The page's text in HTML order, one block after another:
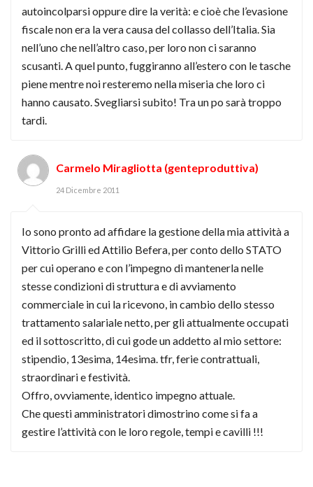
autoincolparsi oppure dire la verità: e cioè che l’evasione
fiscale non era la vera causa del collasso dell’Italia. Sia
nell’uno che nell’altro caso, per loro non ci saranno
scusanti. A quel punto, fuggiranno all’estero con le tasche
piene mentre noi resteremo nella miseria che loro ci
hanno causato. Svegliarsi subito! Tra un po sarà troppo
tardi.
Carmelo Miragliotta (genteproduttiva)
24 Dicembre 2011
Io sono pronto ad affidare la gestione della mia attività a
Vittorio Grilli ed Attilio Befera, per conto dello STATO
per cui operano e con l’impegno di mantenerla nelle
stesse condizioni di struttura e di avviamento
commerciale in cui la ricevono, in cambio dello stesso
trattamento salariale netto, per gli attualmente occupati
ed il sottoscritto, di cui gode un addetto al mio settore:
stipendio, 13esima, 14esima. tfr, ferie contrattuali,
straordinari e festività.
Offro, ovviamente, identico impegno attuale.
Che questi amministratori dimostrino come si fa a
gestire l’attività con le loro regole, tempi e cavilli !!!